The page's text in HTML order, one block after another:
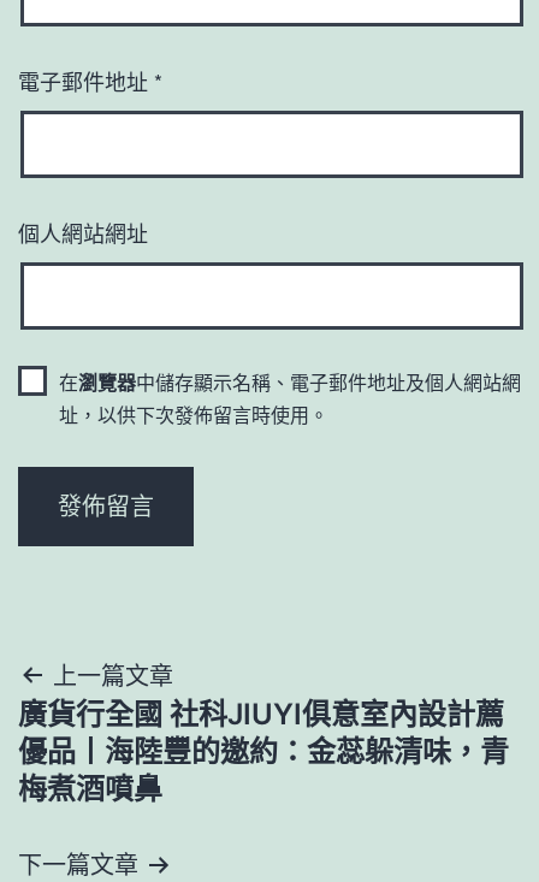
電子郵件地址 *
個人網站網址
在瀏覽器中儲存顯示名稱、電子郵件地址及個人網站網
址，以供下次發佈留言時使用。
文
章
導
覽
上一篇文章
廣貨行全國 社科JIUYI俱意室內設計薦
優品丨海陸豐的邀約：金蕊躲清味，青
梅煮酒噴鼻
下一篇文章